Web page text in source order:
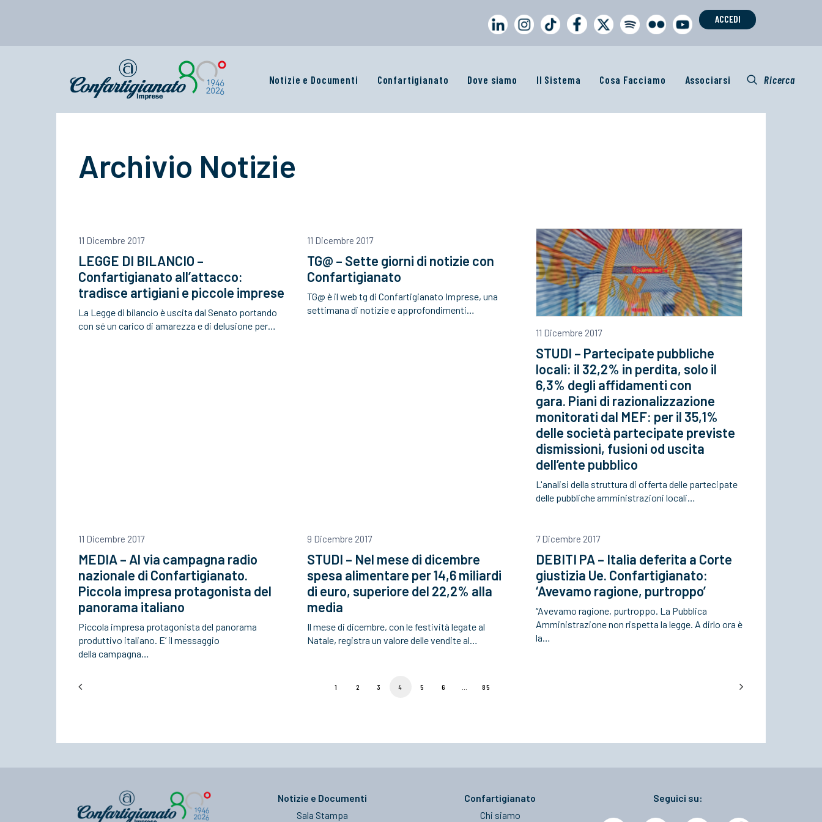
ACCEDI
Notizie e Documenti Confartigianato Dove siamo Il Sistema Cosa Facciamo Associarsi Ricerca
Archivio Notizie
11 Dicembre 2017
LEGGE DI BILANCIO –
Confartigianato all’attacco:
tradisce artigiani e piccole imprese
La Legge di bilancio è uscita dal Senato portando
con sé un carico di amarezza e di delusione per…
11 Dicembre 2017
TG@ – Sette giorni di notizie con
Confartigianato
TG@ è il web tg di Confartigianato Imprese, una
settimana di notizie e approfondimenti…
11 Dicembre 2017
STUDI – Partecipate pubbliche
locali: il 32,2% in perdita, solo il
6,3% degli affidamenti con
gara. Piani di razionalizzazione
monitorati dal MEF: per il 35,1%
delle società partecipate previste
dismissioni, fusioni od uscita
dell’ente pubblico
L'analisi della struttura di offerta delle partecipate
delle pubbliche amministrazioni locali…
11 Dicembre 2017
MEDIA – Al via campagna radio
nazionale di Confartigianato.
Piccola impresa protagonista del
panorama italiano
Piccola impresa protagonista del panorama
produttivo italiano. E’ il messaggio
della campagna…
9 Dicembre 2017
STUDI – Nel mese di dicembre
spesa alimentare per 14,6 miliardi
di euro, superiore del 22,2% alla
media
Il mese di dicembre, con le festività legate al
Natale, registra un valore delle vendite al…
7 Dicembre 2017
DEBITI PA – Italia deferita a Corte
giustizia Ue. Confartigianato:
‘Avevamo ragione, purtroppo’
“Avevamo ragione, purtroppo. La Pubblica
Amministrazione non rispetta la legge. A dirlo ora è
la…
1 2 3 4 5 6 85
Notizie e Documenti
Sala Stampa
Confartigianato
Chi siamo
Seguici su: